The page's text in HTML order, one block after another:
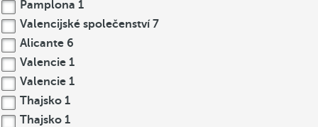
Pamplona 1
Valencijské společenství7
Alicante 6
Valencie 1
Valencie 1
Thajsko 1
Thajsko 1